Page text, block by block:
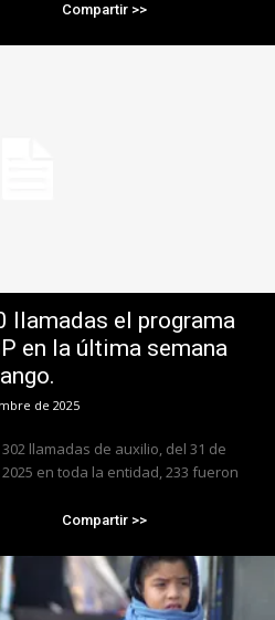
Compartir >>
llamadas el programa
en la última semana
de 2025
llamadas de auxilio, del 31 de
en toda la entidad, 233 fueron
Compartir >>